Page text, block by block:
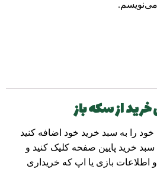
می‌نویسم.
از سکه باز
را به سبد خرید خود اضافه کنید
خرید پایین صفحه کلیک کنید و
بازی یا اپ که خریداری